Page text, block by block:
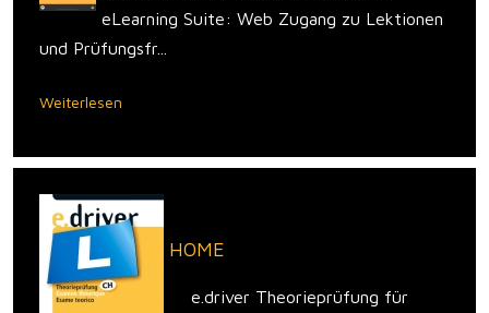
eLearning Suite: Web Zugang zu Lektionen
und Prüfungsfr...
Weiterlesen
HOME
e.driver Theorieprüfung für